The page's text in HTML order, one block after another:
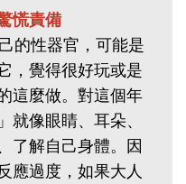
慌責備
的性器官，可能是
，覺得很好玩或是
這麼做。對這個年
像眼睛、耳朵、
了解自己身體。因
應過度，如果大人